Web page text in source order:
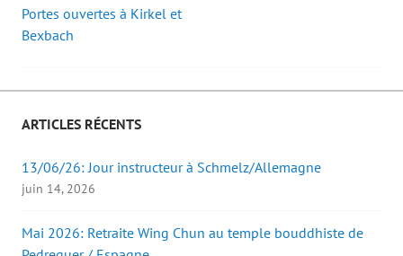
Post
Portes ouvertes à Kirkel et
Bexbach
ARTICLES RÉCENTS
13/06/26: Jour instructeur à Schmelz/Allemagne
juin 14, 2026
Mai 2026: Retraite Wing Chun au temple bouddhiste de